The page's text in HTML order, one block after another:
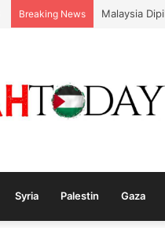
Breaking News Malaysia-
Syria Palestin Gaza